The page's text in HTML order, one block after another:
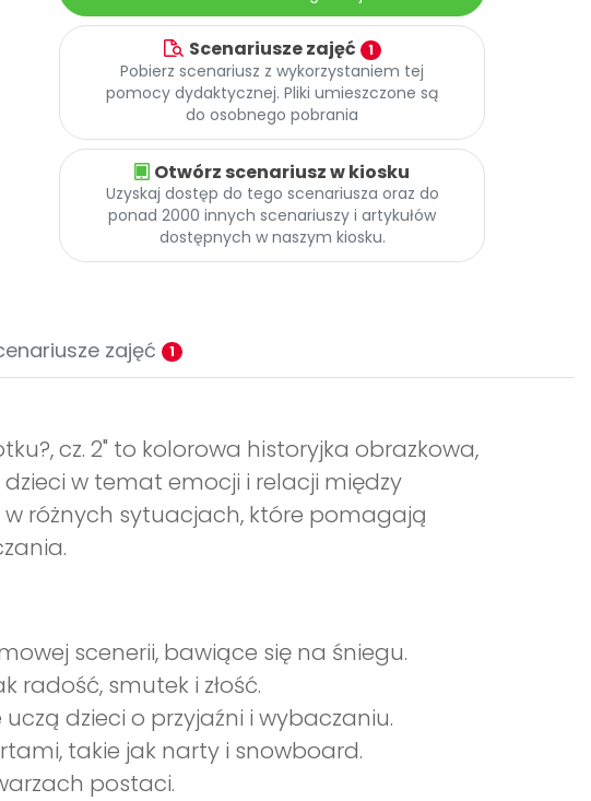
Scenariusze zajęć 1
Pobierz scenariusz z wykorzystaniem tej
pomocy dydaktycznej. Pliki umieszczone są
do osobnego pobrania
Otwórz scenariusz w kiosku
Uzyskaj dostęp do tego scenariusza oraz do
ponad 2000 innych scenariuszy i artykułów
dostępnych w naszym kiosku.
zajęć 1
cz. 2" to kolorowa historyjka obrazkowa,
w temat emocji i relacji między
różnych sytuacjach, które pomagają
scenerii, bawiące się na śniegu.
radość, smutek i złość.
dzieci o przyjaźni i wybaczaniu.
takie jak narty i snowboard.
postaci.